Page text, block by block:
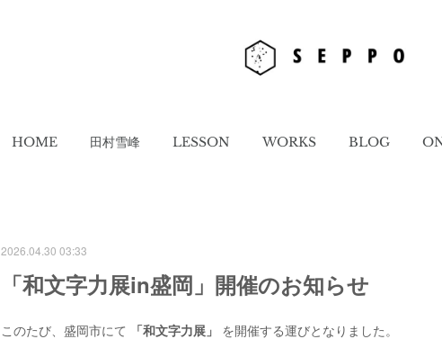
HOME 田村雪峰 LESSON WORKS BLOG
2026.04.30 03:33
「和文字力展in盛岡」開催のお知らせ
このたび、盛岡市にて 「和文字力展」 を開催する運びとなりました。